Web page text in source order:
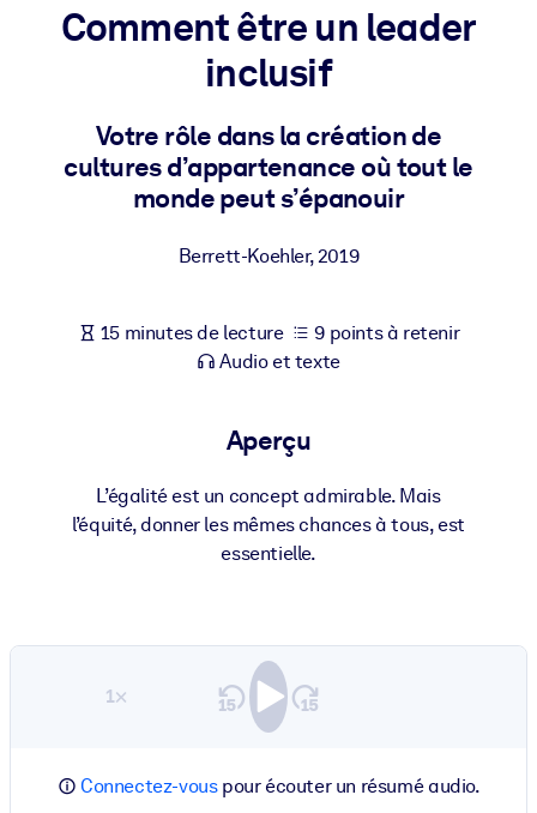
Intégrez des connaissances vérifiées et concises dans votre
LMS/LXP pour de meilleurs résultats d'apprentissage.
Pour bibliothèques d'entreprise
Enrichissez votre bibliothèque d'entreprise avec des
Pour les systèmes d’IA
Alimentez vos systèmes d'IA avec des connaissances fiables et
Comment être un leader
inclusif
Votre rôle dans la création de
cultures d’appartenance où tout le
monde peut s’épanouir
Berrett-Koehler,2019
15 minutes de lecture
9 points à retenir
Audio et texte
Aperçu
L’égalité est un concept admirable. Mais
l’équité, donner les mêmes chances à tous, est
essentielle.
1×
Connectez-vouspour écouter un résumé audio.